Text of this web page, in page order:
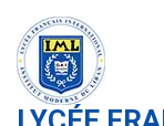
content
(Press